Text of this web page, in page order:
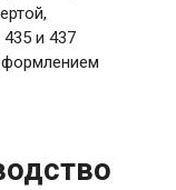
и 437